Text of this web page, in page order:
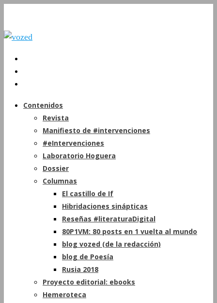
Contenidos
Revista
Manifiesto de #intervenciones
#eIntervenciones
Laboratorio Hoguera
Dossier
Columnas
El castillo de If
Hibridaciones sinápticas
Reseñas #literaturaDigital
80P1VM: 80 posts en 1 vuelta al mundo
blog vozed (de la redacción)
blog de Poesía
Rusia 2018
Proyecto editorial: ebooks
Hemeroteca